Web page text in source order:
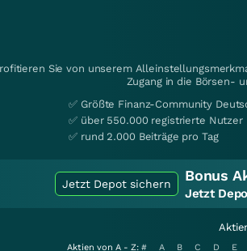
Sie von unserem
Zugang in die Börsen-
✅ Größte Finanz-Community
✅ über 550.000 registrierte Nutzer
✅ rund 2.000 Beiträge pro Tag
Jetzt Depot sichern Bonus
Jetzt
Aktien von A - Z: # A B C D E